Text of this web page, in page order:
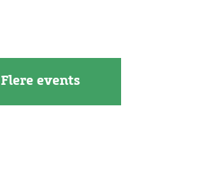
Flere events